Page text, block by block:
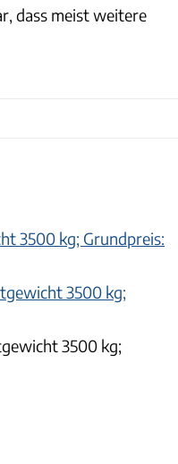
dass meist weitere
3500 kg; Grundpreis:
3500 kg;
3500 kg;